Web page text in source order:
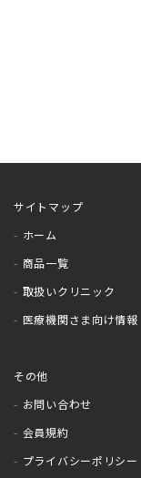
サイトマップ
ホーム
商品一覧
取扱いクリニック
医療機関さま向け情報
その他
お問い合わせ
会員規約
プライバシーポリシー